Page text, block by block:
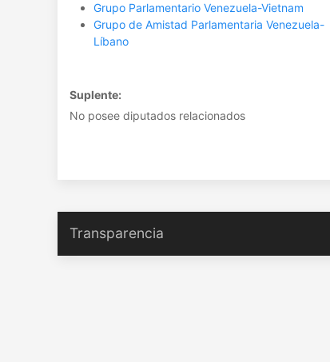
Grupo Parlamentario Venezuela-Vietnam
Grupo de Amistad Parlamentaria Venezuela-
Líbano
Suplente:
No posee diputados relacionados
Transparencia